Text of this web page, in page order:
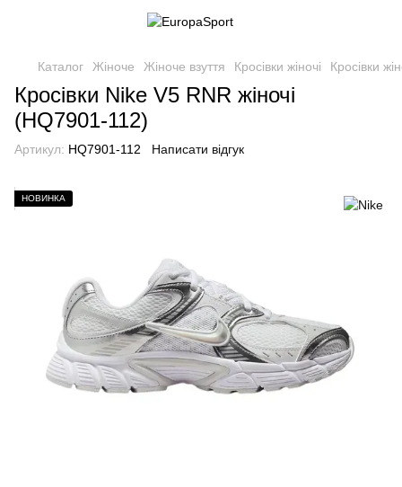
Каталог Жіноче Жіноче взуття Кросівки жіночі Кросівки
Кросівки Nike V5 RNR жіночі
(HQ7901-112)
Артикул: HQ7901-112 Написати відгук
НОВИНКА